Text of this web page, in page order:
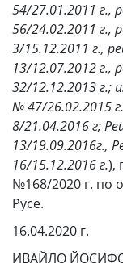
54/27.01.2011
56/24.02.2011
3/15.12.2011 г.,
13/12.07.2012
32/12.12.2013 г.;
№ 47/26.02.2015
8/21.04.2016 г;
13/19.09.2016г.,
16/15.12.2016 г.),
№168/2020 г. по
Русе.
16.04.2020 г.
ИВАЙЛО